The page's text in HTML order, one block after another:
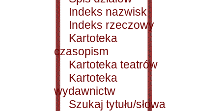
Indeks nazwisk
Indeks rzeczowy
Kartoteka
czasopism
Kartoteka teatrów
Kartoteka
wydawnictw
Szukaj tytułu/słowa